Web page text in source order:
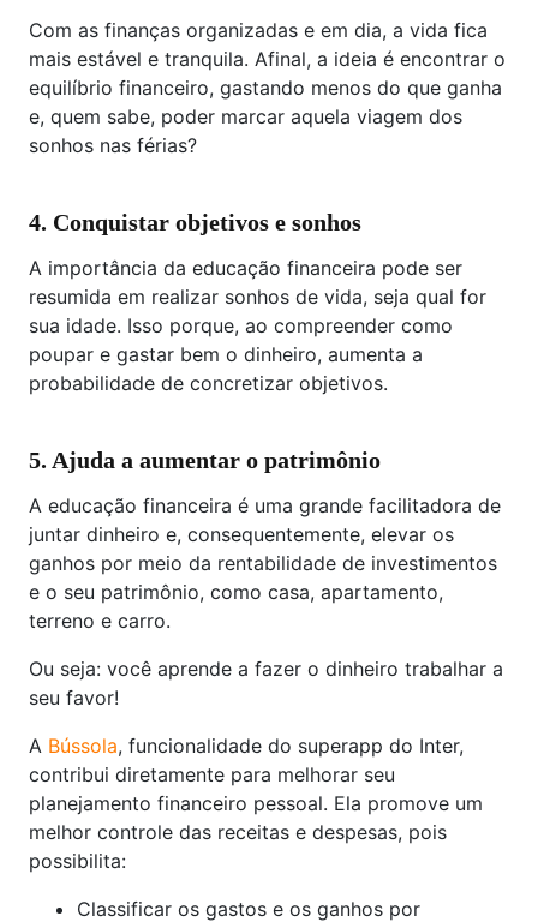
Com as finanças organizadas e em dia, a vida fica
mais estável e tranquila. Afinal, a ideia é encontrar o
equilíbrio financeiro, gastando menos do que ganha
e, quem sabe, poder marcar aquela viagem dos
sonhos nas férias?
4. Conquistar objetivos e sonhos
A importância da educação financeira pode ser
resumida em realizar sonhos de vida, seja qual for
sua idade. Isso porque, ao compreender como
poupar e gastar bem o dinheiro, aumenta a
probabilidade de concretizar objetivos.
5. Ajuda a aumentar o patrimônio
A educação financeira é uma grande facilitadora de
juntar dinheiro e, consequentemente, elevar os
ganhos por meio da rentabilidade de investimentos
e o seu patrimônio, como casa, apartamento,
terreno e carro.
Ou seja: você aprende a fazer o dinheiro trabalhar a
seu favor!
A Bússola, funcionalidade do superapp do Inter,
contribui diretamente para melhorar seu
planejamento financeiro pessoal. Ela promove um
melhor controle das receitas e despesas, pois
possibilita:
Classificar os gastos e os ganhos por